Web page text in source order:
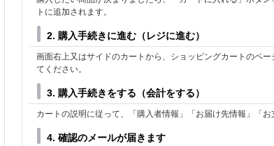
トに追加されます。
2. 購入手続きに進む（レジに進む）
画面右上又はサイドのカートから、ショッピングカートのペ
てください。
3. 購入手続きをする（会計をする）
カートの説明に従って、「購入者情報」「お届け先情報」「お
4. 確認のメールが届きます